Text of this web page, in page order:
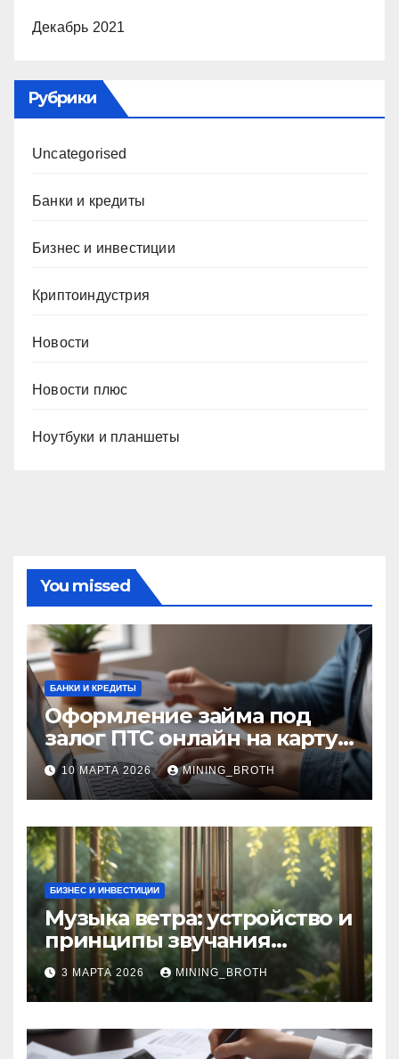
Декабрь 2021
Рубрики
Uncategorised
Банки и кредиты
Бизнес и инвестиции
Криптоиндустрия
Новости
Новости плюс
Ноутбуки и планшеты
You missed
БАНКИ И КРЕДИТЫ
Оформление займа под
залог ПТС онлайн на карту
без визита в офис: порядок,
требования и документы
10 МАРТА 2026 MINING_BROTH
БИЗНЕС И ИНВЕСТИЦИИ
Музыка ветра: устройство и
принципы звучания
колокольчиков
3 МАРТА 2026 MINING_BROTH